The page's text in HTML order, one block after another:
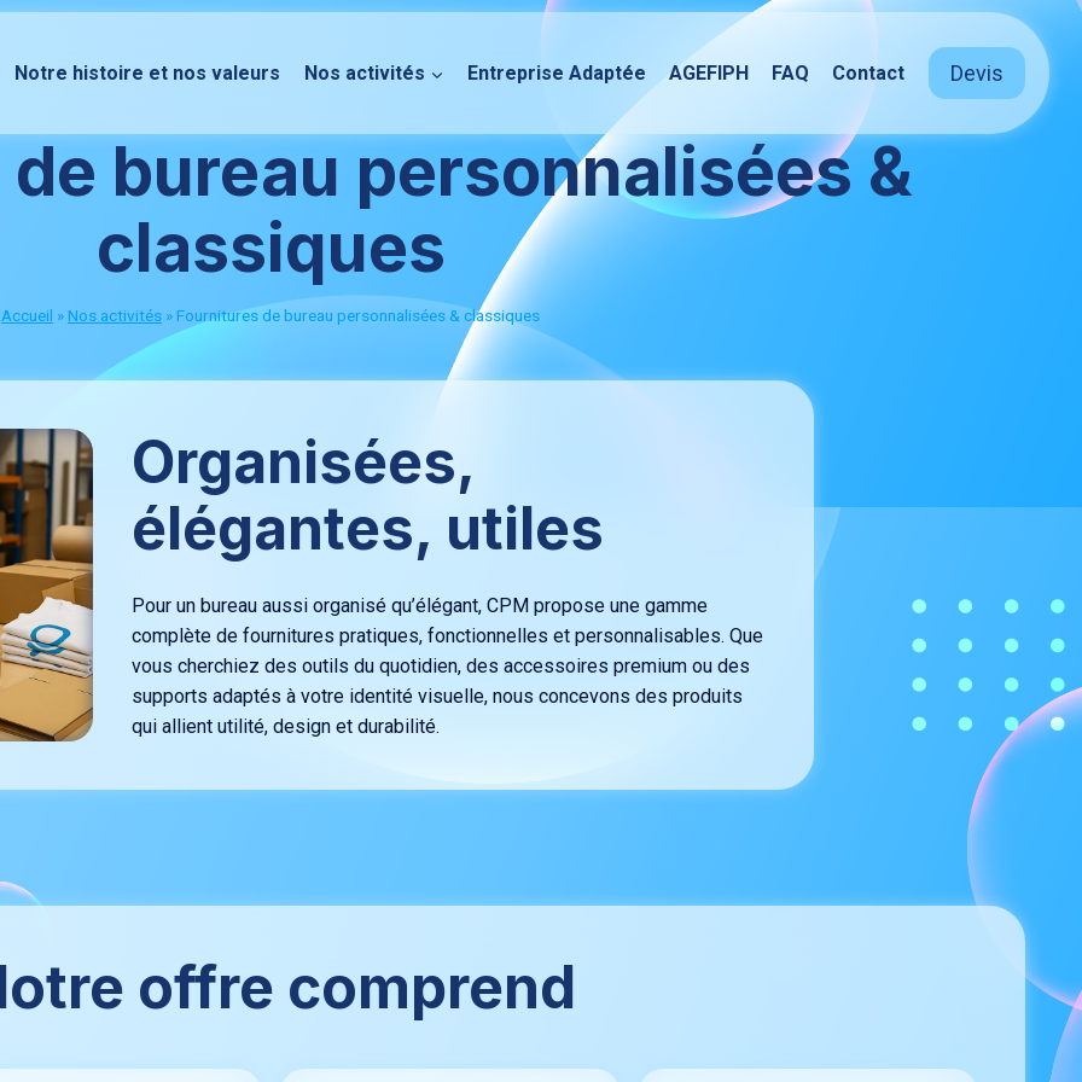
Notre histoire et nos valeurs Nos activités Entreprise Adaptée AGEFIPH FAQ Contact Devis
bureau personnalisées &
classiques
Accueil » Nos activités » Fournitures de bureau personnalisées & classiques
Organisées,
élégantes, utiles
Pour un bureau aussi organisé qu’élégant, CPM propose une gamme
complète de fournitures pratiques, fonctionnelles et personnalisables. Que
vous cherchiez des outils du quotidien, des accessoires premium ou des
supports adaptés à votre identité visuelle, nous concevons des produits
qui allient utilité, design et durabilité.
offre comprend